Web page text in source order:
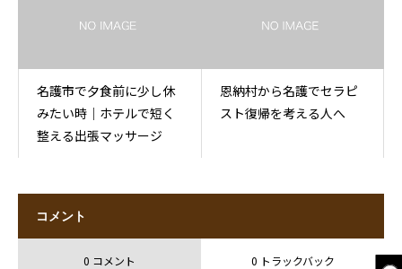
名護市で夕食前に少し休
みたい時｜ホテルで短く
整える出張マッサージ
恩納村から名護でセラピ
スト復帰を考える人へ
コメント
0 コメント 0 トラックバック